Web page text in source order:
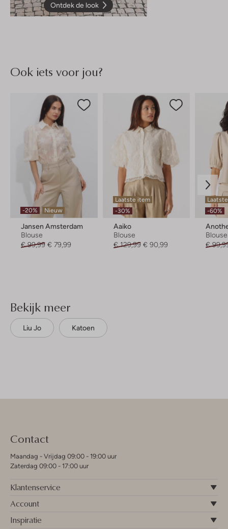
Ontdek de look
Ook iets voor jou?
-20% Nieuw
Jansen Amsterdam
Blouse
€ 99,99 € 79,99
Laatste item
-30%
Aaiko
Blouse
€ 129,99 € 90,99
-60%
Blouse
€
Bekijk meer
Liu Jo Katoen
Contact
Maandag - Vrijdag 09:00 - 19:00 uur
Zaterdag 09:00 - 17:00 uur
Klantenservice
Account
Inspiratie